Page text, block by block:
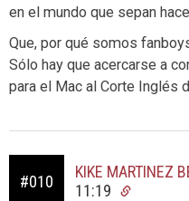
en el mundo que sepan
Que, por qué somos
Sólo hay que acercarse a
para el Mac al Corte Inglés
#010
KIKE MARTINEZ
11:19